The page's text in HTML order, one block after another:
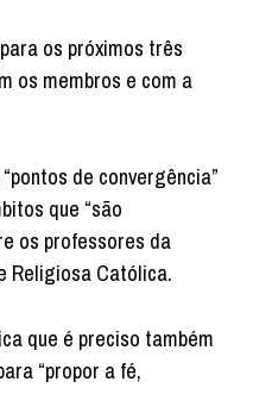
os próximos três
os membros e com a
de convergência”
que “são
os professores da
Religiosa Católica.
que é preciso também
“propor a fé,